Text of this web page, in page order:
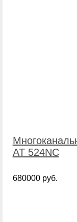
AT 524NC
680000 руб.